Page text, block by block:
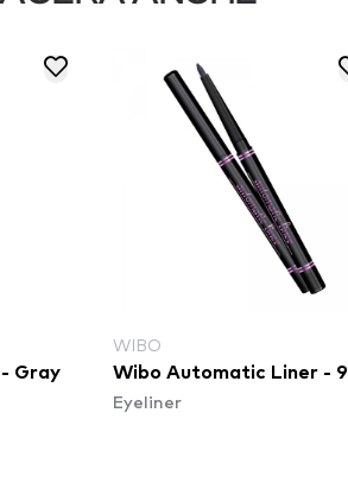
Gray
WIBO
Wibo Automatic Liner - 9
Eyeliner